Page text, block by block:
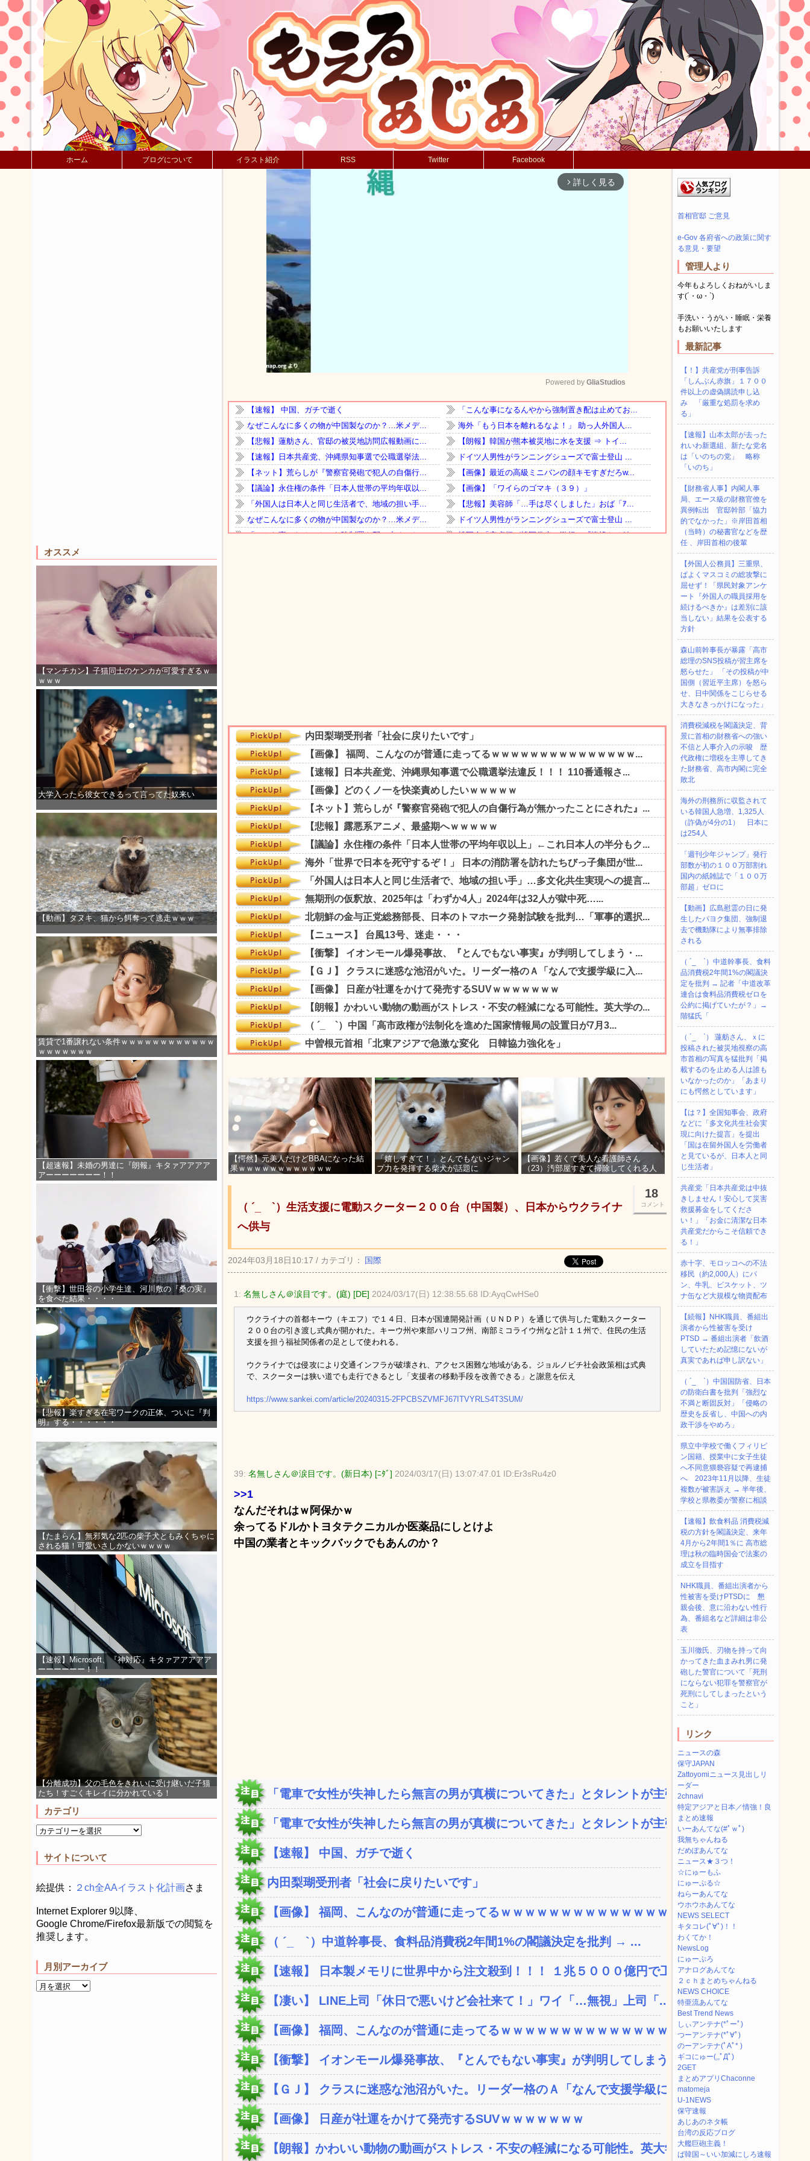
ホーム ブログについて イラスト紹介 RSS Twitter Facebook
オススメ
【マンチカン】子猫同士のケンカが可愛すぎるｗ
ｗｗｗ
大学入ったら彼女できるって言ってた奴来い
【動画】タヌキ、猫から餌奪って逃走ｗｗｗ
賃貸で1番譲れない条件ｗｗｗｗｗｗｗｗｗｗｗｗ
ｗｗｗｗｗｗｗ
【超速報】未婚の男達に『朗報』キタァアアアア
アーーーーーーー！！
【衝撃】世田谷の小学生達、河川敷の『桑の実』
を食べた結果・・・・
【悲報】楽すぎる在宅ワークの正体、ついに『判
明』する・・・・・・
【たまらん】無邪気な2匹の柴子犬ともみくちゃに
される猫！可愛いさしかないｗｗｗｗ
【速報】Microsoft、『神対応』キタァアアアアア
ーーーーーー！！
【分離成功】父の毛色をきれいに受け継いだ子猫
たち！すごくキレイに分かれている！
カテゴリ
サイトについて
絵提供： ２ch全AAイラスト化計画さま
Internet Explorer 9以降、
Google Chrome/Firefox最新版での閲覧を
推奨します。
月別アーカイブ
arrow_forward_ios 詳しく見る
Mute
Powered by GliaStudios
【愕然】元美人だけどBBAになった結
果ｗｗｗｗｗｗｗｗｗｗｗｗ
「嬉しすぎて！」とんでもないジャン
プ力を発揮する柴犬が話題に
【画像】若くて美人な看護師さん
（23）汚部屋すぎて掃除してくれる人
18
コメント
（ ´_ゝ`）生活支援に電動スクーター２００台（中国製）、日本からウクライナ
へ供与
2024年03月18日10:17 / カテゴリ： 国際
1: 名無しさん＠涙目です。(庭) [DE] 2024/03/17(日) 12:38:55.68 ID:AyqCwHSe0
ウクライナの首都キーウ（キエフ）で１４日、日本が国連開発計画（ＵＮＤＰ）を通じて供与した電動スクーター
２００台の引き渡し式典が開かれた。キーウ州や東部ハリコフ州、南部ミコライウ州など計１１州で、住民の生活
支援を担う福祉関係者の足として使われる。
ウクライナでは侵攻により交通インフラが破壊され、アクセス困難な地域がある。ジョルノビチ社会政策相は式典
で、スクーターは狭い道でも走行できるとし「支援者の移動手段を改善できる」と謝意を伝え
https://www.sankei.com/article/20240315-2FPCBSZVMFJ67ITVYRLS4T3SUM/
39: 名無しさん＠涙目です。(新日本) [ﾆﾀﾞ] 2024/03/17(日) 13:07:47.01 ID:Er3sRu4z0
>>1
なんだそれはｗ阿保かｗ
余ってるドルかトヨタテクニカルか医薬品にしとけよ
中国の業者とキックバックでもあんのか？
「電車で女性が失神したら無言の男が真横についてきた」とタレントが主張、...
「電車で女性が失神したら無言の男が真横についてきた」とタレントが主張、...
【速報】 中国、ガチで逝く
内田梨瑚受刑者「社会に戻りたいです」
【画像】 福岡、こんなのが普通に走ってるｗｗｗｗｗｗｗｗｗｗｗｗｗｗｗ...
（ ´_ゝ`）中道幹事長、食料品消費税2年間1%の閣議決定を批判 → ...
【速報】 日本製メモリに世界中から注文殺到！！！ １兆５０００億円で工...
【凄い】 LINE上司「休日で悪いけど会社来て！」ワイ「…無視」上司「...
【画像】 福岡、こんなのが普通に走ってるｗｗｗｗｗｗｗｗｗｗｗｗｗｗｗ...
【衝撃】 イオンモール爆発事故、『とんでもない事実』が判明してしまう・...
【ＧＪ】 クラスに迷惑な池沼がいた。リーダー格のＡ「なんで支援学級に入...
【画像】 日産が社運をかけて発売するSUVｗｗｗｗｗｗｗ
【朗報】かわいい動物の動画がストレス・不安の軽減になる可能性。英大学の...
首相官邸 ご意見
e-Gov 各府省への政策に関す
る意見・要望
管理人より
今年もよろしくおねがいしま
す(´・ω・`)
手洗い・うがい・睡眠・栄養
もお願いいたします
最新記事
【！】共産党が刑事告訴
「しんぶん赤旗」１７００
件以上の虚偽購読申し込
み 「厳重な処罰を求め
る」
【速報】山本太郎が去った
れいわ新選組、新たな党名
は「いのちの党」 略称
「いのち」
【財務省人事】内閣人事
局、エース級の財務官僚を
異例転出 官邸幹部「協力
的でなかった」※岸田首相
（当時）の秘書官などを歴
任 、岸田首相の後輩
【外国人公務員】三重県、
ぱよくマスコミの総攻撃に
屈せず！「県民対象アンケ
ート『外国人の職員採用を
続けるべきか』は差別に該
当しない」結果を公表する
方針
森山前幹事長が暴露「高市
総理のSNS投稿が習主席を
怒らせた」 「その投稿が中
国側（習近平主席）を怒ら
せ、日中関係をこじらせる
大きなきっかけになった」
消費税減税を閣議決定、背
景に首相の財務省への強い
不信と人事介入の示唆 歴
代政権に増税を主導してき
た財務省、高市内閣に完全
敗北
海外の刑務所に収監されて
いる韓国人急増、1,325人
（詐偽が4分の1） 日本に
は254人
「週刊少年ジャンプ」発行
部数が初の１００万部割れ
国内の紙雑誌で「１００万
部超」ゼロに
【動画】広島慰霊の日に発
生したパヨク集団、強制退
去で機動隊により無事排除
される
（ ´_ゝ`）中道幹事長、食料
品消費税2年間1%の閣議決
定を批判 → 記者「中道改革
連合は食料品消費税ゼロを
公約に掲げていたが？」→
階猛氏「
（ ´_ゝ`） 蓮舫さん、ｘに
投稿された被災地視察の高
市首相の写真を猛批判「掲
載するのを止める人は誰も
いなかったのか」「あまり
にも愕然としています」
【は？】全国知事会、政府
などに「多文化共生社会実
現に向けた提言」を提出
「国は在留外国人を労働者
と見ているが、日本人と同
じ生活者」
共産党「日本共産党は中抜
きしません！安心して災害
救援募金をしてくださ
い！」「お金に清潔な日本
共産党だからこそ信頼でき
る！」
赤十字、モロッコへの不法
移民（約2,000人）にパ
ン、牛乳、ビスケット、ツ
ナ缶など大規模な物資配布
【続報】NHK職員、番組出
演者から性被害を受け
PTSD → 番組出演者「飲酒
していたため記憶にないが
真実であれば申し訳ない」
（ ´_ゝ`）中国国防省、日本
の防衛白書を批判「強烈な
不満と断固反対」「侵略の
歴史を反省し、中国への内
政干渉をやめろ」
県立中学校で働くフィリピ
ン国籍、授業中に女子生徒
へ不同意猥褻容疑で再逮捕
へ 2023年11月以降、生徒
複数が被害訴え → 半年後、
学校と県教委が警察に相談
【速報】飲食料品 消費税減
税の方針を閣議決定、来年
4月から2年間1％に 高市総
理は秋の臨時国会で法案の
成立を目指す
NHK職員、番組出演者から
性被害を受けPTSDに 懇
親会後、意に沿わない性行
為、番組名など詳細は非公
表
玉川徹氏、刃物を持って向
かってきた血まみれ男に発
砲した警官について「死刑
にならない犯罪を警察官が
死刑にしてしまったという
こと」
リンク
ニュースの森
保守JAPAN
Zattoyomiニュース見出しリ
ーダー
2chnavi
特定アジアと日本／情強！良
まとめ速報
いーあんてな(#ﾟｗﾟ)
我無ちゃんねる
だめぽあんてな
ニュース★３つ！
☆にゅーもふ
にゅーぷる☆
ねらーあんてな
ウホウホあんてな
NEWS SELECT
キタコレ(ﾟ∀ﾟ)！！
わくてか！
NewsLog
にゅーぷろ
アナログあんてな
２ｃｈまとめちゃんねる
NEWS CHOICE
特亜流あんてな
Best Trend News
しぃアンテナ(*ﾟーﾟ)
つーアンテナ(*ﾟ∀ﾟ)
のーアンテナ(ﾟAﾟ* )
ギコにゅー(,,ﾟДﾟ)
2GET
まとめアプリChaconne
matomeja
U-1NEWS
保守速報
あじあのネタ帳
台湾の反応ブログ
大艦巨砲主義！
ば韓国～いい加減にしろ速報